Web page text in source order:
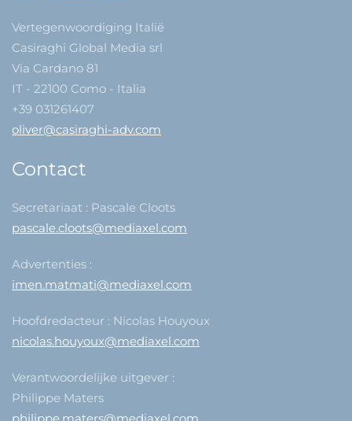
Vertegenwoordiging Italië
Casiraghi Global Media srl
Via Cardano 81
IT - 22100 Como - Italia
+39 031261407
oliver@casiraghi-adv.com
Contact
Secretariaat : Pascale Cloots
pascale.cloots@mediaxel.com
Advertenties :
imen.matmati@mediaxel.com
Hoofdredacteur : Nicolas Houyoux
nicolas.houyoux@mediaxel.com
Verantwoordelijke uitgever :
Philippe Maters